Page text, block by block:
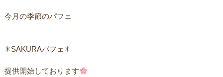
今月の季節のパフェㅤ
✳︎SAKURAパフェ✳︎ㅤ
提供開始しております